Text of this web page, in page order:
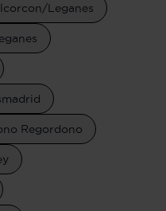
Leganes
Regordono